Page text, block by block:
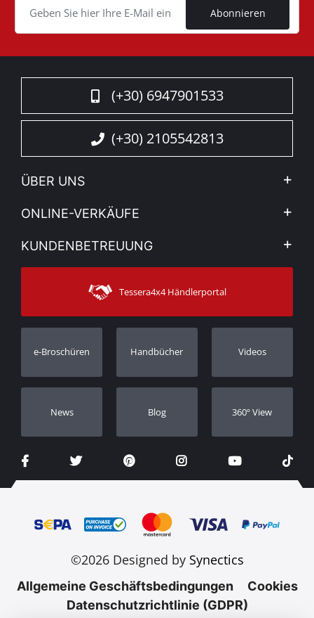
Abonnieren
(+30) 6947901533
(+30) 2105542813
ÜBER UNS
Firma
Sehen Sie unsere Nachrichten
Sitemap
ONLINE-VERKÄUFE
Mein Konto
Versandarten
KUNDENBETREUUNG
Kontakt
Kundendienst
Bestellung verfolgen
Händler
Tessera4x4 Händlerportal
e-Broschüren Handbücher Videos
Νews Blog 360º View
©2026 Designed by Synectics
Allgemeine Geschäftsbedingungen
Cookies
Datenschutzrichtlinie (GDPR)